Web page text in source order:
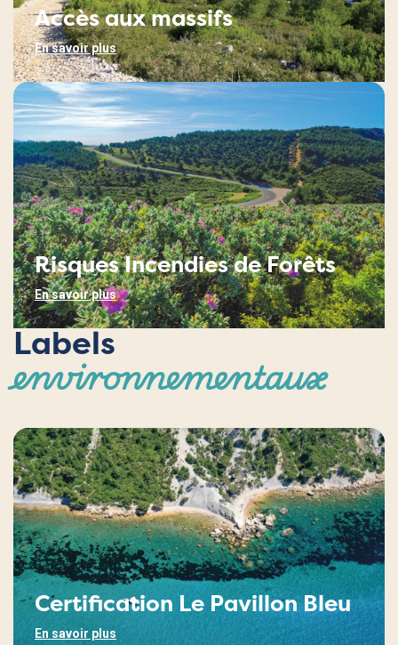
Accès aux massifs
En savoir plus
Risques Incendies de Forêts
En savoir plus
Labels
environnementaux
Certification Le Pavillon Bleu
En savoir plus